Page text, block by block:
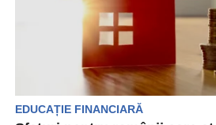
EDUCAȚIE FINANCIARĂ